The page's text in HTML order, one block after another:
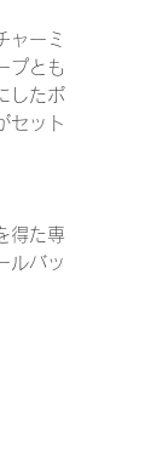
ャーミ
プとも
したポ
セット
得た専
ルバッ